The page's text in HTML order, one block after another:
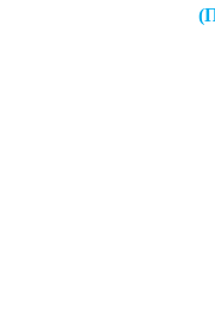
Пт8.00-